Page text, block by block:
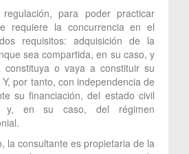
para poder practicar
requiere la concurrencia en el
requisitos: adquisición de la
sea compartida, en su caso, y
constituya o vaya a constituir su
por tanto, con independencia de
su financiación, del estado civil
y, en su caso, del régimen
la consultante es propietaria de la